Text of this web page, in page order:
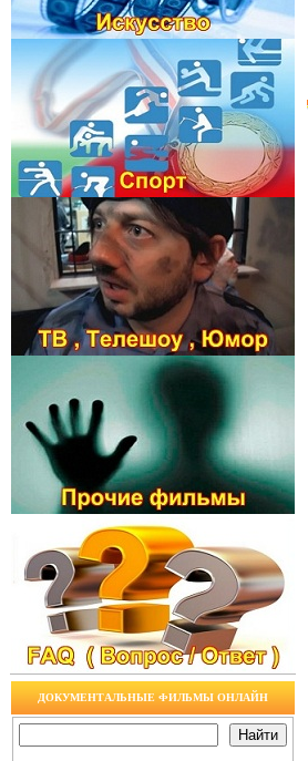
ДОКУМЕНТАЛЬНЫЕ ФИЛЬМЫ ОНЛАЙН